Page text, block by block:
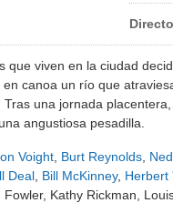
que viven en la ciudad
canoa un río que
Tras una jornada
angustiosa pesadilla.
Voight Burt Reynolds
Deal Bill McKinney, Herbert
Fowler, Kathy Rickman,